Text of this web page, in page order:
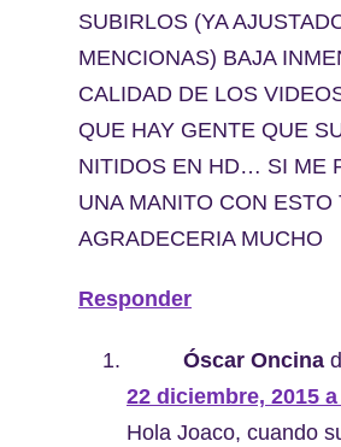
SUBIRLOS (YA
MENCIONAS) BAJA
CALIDAD DE LOS
QUE HAY GENTE QUE
NITIDOS EN HD… SI ME
UNA MANITO CON ESTO
AGRADECERIA MUCHO
Responder
Óscar Oncina
22 diciembre, 2015
Hola Joaco, cuando